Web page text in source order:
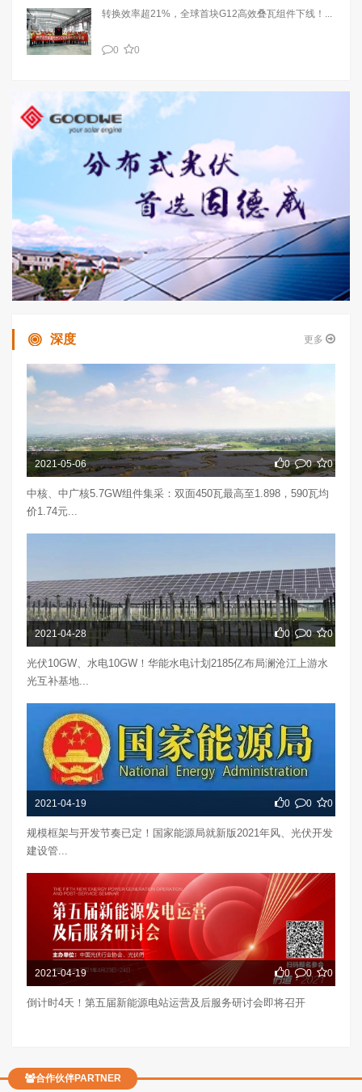
转换效率超21%，全球首块G12高效叠瓦组件下线！...
0 0
深度 更多
2021-05-06 0 0 0
中核、中广核5.7GW组件集采：双面450瓦最高至1.898，590瓦均
价1.74元...
2021-04-28 0 0 0
光伏10GW、水电10GW！华能水电计划2185亿布局澜沧江上游水
光互补基地...
2021-04-19 0 0 0
规模框架与开发节奏已定！国家能源局就新版2021年风、光伏开发
建设管...
2021-04-19 0 0 0
倒计时4天！第五届新能源电站运营及后服务研讨会即将召开
合作伙伴PARTNER